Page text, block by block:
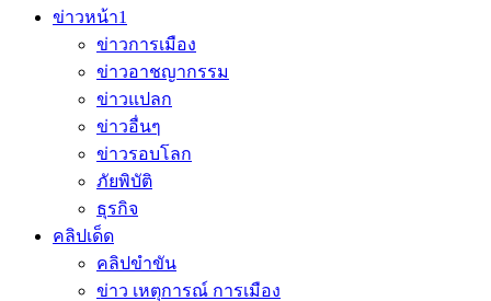
ข่าวหน้า1
ข่าวการเมือง
ข่าวอาชญากรรม
ข่าวแปลก
ข่าวอื่นๆ
ข่าวรอบโลก
ภัยพิบัติ
ธุรกิจ
คลิปเด็ด
คลิปขำขัน
ข่าว เหตุการณ์ การเมือง